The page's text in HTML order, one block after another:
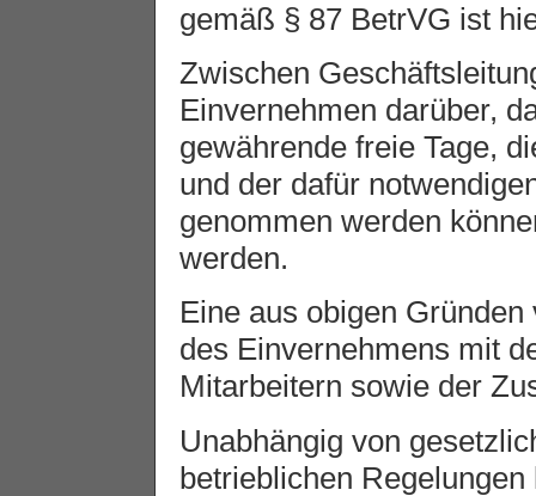
gemäß § 87 BetrVG ist
Zwischen
Einvernehmen darüber,
gewährende freie Tage,
und der dafür
genommen werden
werden.
Eine aus obigen
des Einvernehmens mit
Mitarbeitern sowie der
Unabhängig von
betrieblichen